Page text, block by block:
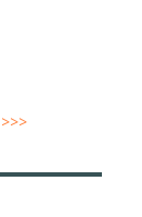
>>>